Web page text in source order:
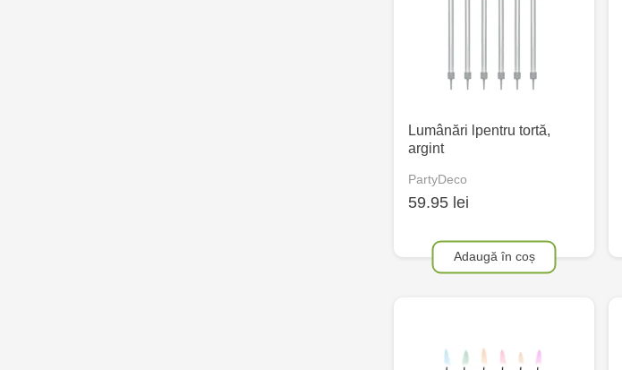
Lumânări lpentru tortă,
argint
PartyDeco
59.95 lei
Adaugă în coș